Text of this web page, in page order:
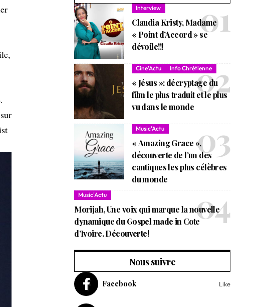
Interview
Claudia Kristy, Madame
« Point d’Accord » se
dévoile!!!
Cine'Actu Info Chrétienne
« Jésus »: décryptage du
film le plus traduit et le plus
vu dans le monde
Music'Actu
« Amazing Grace »,
découverte de l’un des
cantiques les plus célèbres
du monde
Music'Actu
Morijah, Une voix qui marque la nouvelle
dynamique du Gospel made in Cote
d’Ivoire. Découverte!
Nous suivre
Facebook Like